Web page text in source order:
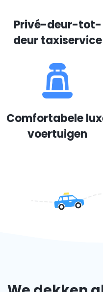
Privé-deur-tot-
deur taxiservice
Comfortabele
voertuigen